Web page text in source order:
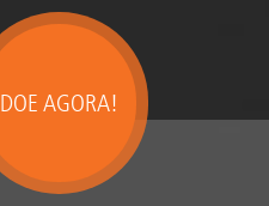
DOE AGORA!